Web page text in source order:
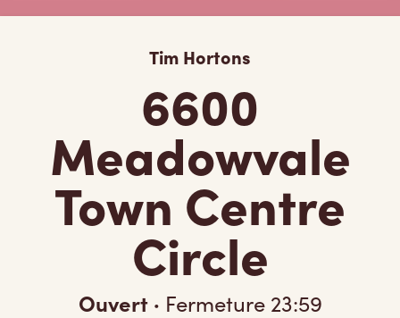
Tim Hortons
6600
Meadowvale
Town Centre
Circle
Ouvert · Fermeture 23:59